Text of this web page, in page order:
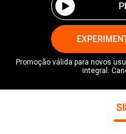
Promoção válida para novos
integral.